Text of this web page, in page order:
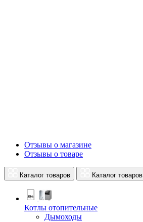
Отзывы о магазине
Отзывы о товаре
Каталог товаров Каталог товаров
Котлы отопительные
Дымоходы